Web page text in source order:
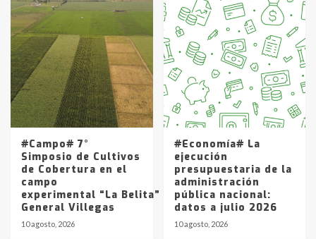
4
Accidente en Ruta 5: falleció un
joven de Trenque Lauquen
5
Los precios de los combustibles en
La Pampa, desde YPF hasta Axion
entre 857 a 1338 pesos
#Campo# 7°
Simposio de Cultivos
de Cobertura en el
campo
experimental “La Belita” del INTA
General Villegas
10 agosto, 2026
#Economía# La
ejecución
presupuestaria de la
administración
pública nacional:
datos a julio 2026
10 agosto, 2026